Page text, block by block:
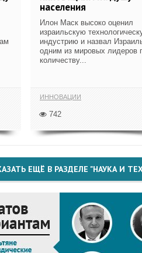
населения
Илон Маск высоко оценил
израильскую
индустрию и назвал
одним из мировых лидеров
количеству...
ИННОВАЦИИ
742
ЕЩЁ В РАЗДЕЛЕ "НАУКА И